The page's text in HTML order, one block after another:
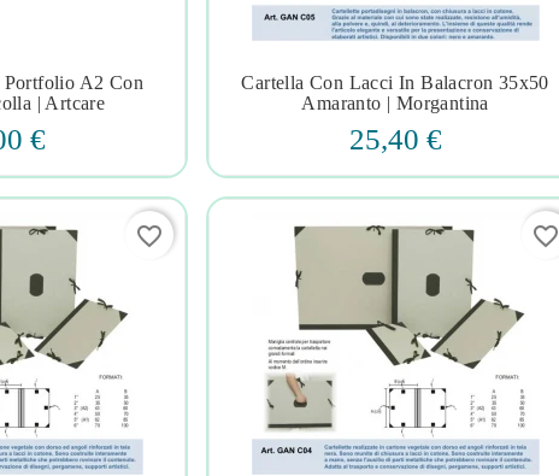
 
Portfolio A2 Con
| Artcare
€
   
Cartella Con Lacci In Balacron 35x50
Amaranto | Morgantina
25,40 €
favorite_border favorite_border